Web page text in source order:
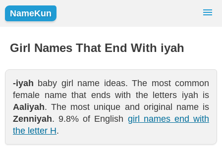
NameKun
Girls Boys
Girl Names That End With iyah
-iyah baby girl name ideas. The most common
female name that ends with the letters iyah is
Aaliyah. The most unique and original name is
Zenniyah. 9.8% of English girl names end with
the letter H.